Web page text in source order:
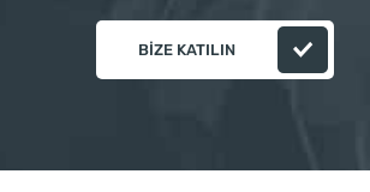
BIZE KATILIN